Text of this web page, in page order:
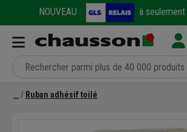
NOUVEAU : à seulement
Ruban adhésif toilé